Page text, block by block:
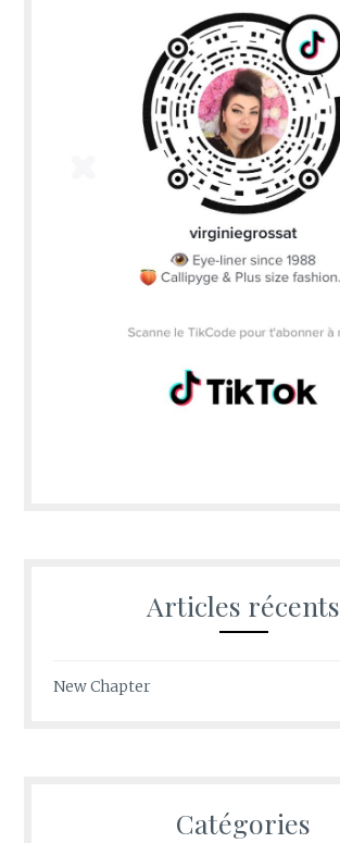
Articles récents
New Chapter
Catégories